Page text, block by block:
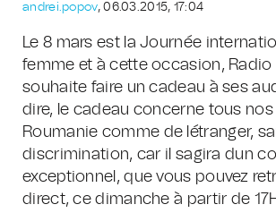
andrei.popov, 06.03.2015, 17:04
Le 8 mars est la Journée
femme et à cette occasion, Radio
souhaite faire un cadeau à ses
dire, le cadeau concerne tous
Roumanie comme de létranger,
discrimination, car il sagira dun
exceptionnel, que vous pouvez
direct, ce dimanche à partir de